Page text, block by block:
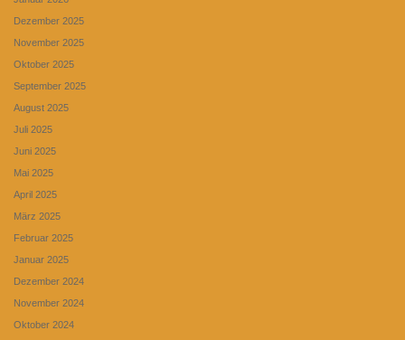
Dezember 2025
November 2025
Oktober 2025
September 2025
August 2025
Juli 2025
Juni 2025
Mai 2025
April 2025
März 2025
Februar 2025
Januar 2025
Dezember 2024
November 2024
Oktober 2024